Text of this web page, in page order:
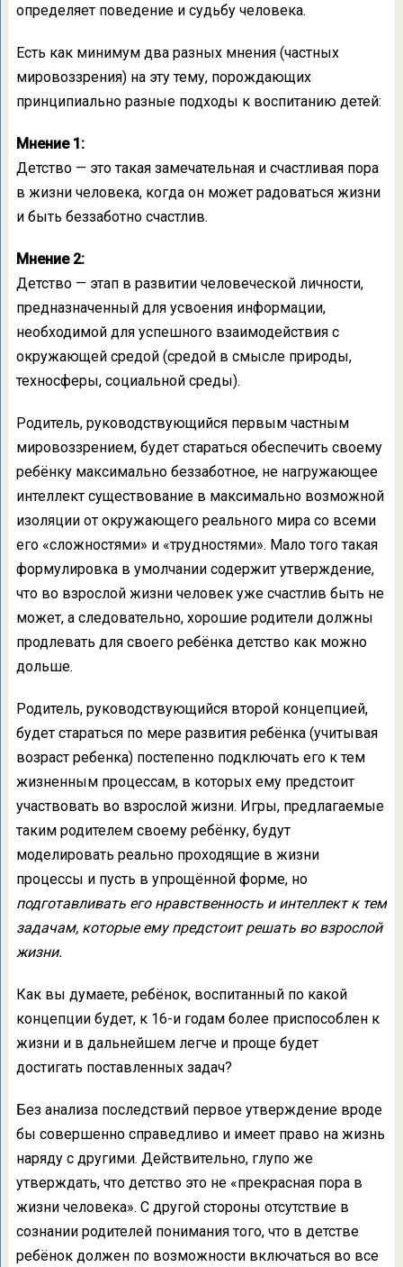
определяет поведение и судьбу человека.
Есть как минимум два разных мнения (частных
мировоззрения) на эту тему, порождающих
принципиально разные подходы к воспитанию детей:
Мнение 1:
Детство — это такая замечательная и счастливая пора
в жизни человека, когда он может радоваться жизни
и быть беззаботно счастлив.
Мнение 2:
Детство — этап в развитии человеческой личности,
предназначенный для усвоения информации,
необходимой для успешного взаимодействия с
окружающей средой (средой в смысле природы,
техносферы, социальной среды).
Родитель, руководствующийся первым частным
мировоззрением, будет стараться обеспечить своему
ребёнку максимально беззаботное, не нагружающее
интеллект существование в максимально возможной
изоляции от окружающего реального мира со всеми
его «сложностями» и «трудностями». Мало того такая
формулировка в умолчании содержит утверждение,
что во взрослой жизни человек уже счастлив быть не
может, а следовательно, хорошие родители должны
продлевать для своего ребёнка детство как можно
дольше.
Родитель, руководствующийся второй концепцией,
будет стараться по мере развития ребёнка (учитывая
возраст ребенка) постепенно подключать его к тем
жизненным процессам, в которых ему предстоит
участвовать во взрослой жизни. Игры, предлагаемые
таким родителем своему ребёнку, будут
моделировать реально проходящие в жизни
процессы и пусть в упрощённой форме, но
подготавливать его нравственность и интеллект к тем
задачам, которые ему предстоит решать во взрослой
жизни.
Как вы думаете, ребёнок, воспитанный по какой
концепции будет, к 16-и годам более приспособлен к
жизни и в дальнейшем легче и проще будет
достигать поставленных задач?
Без анализа последствий первое утверждение вроде
бы совершенно справедливо и имеет право на жизнь
наряду с другими. Действительно, глупо же
утверждать, что детство это не «прекрасная пора в
жизни человека». С другой стороны отсутствие в
сознании родителей понимания того, что в детстве
ребёнок должен по возможности включаться во все